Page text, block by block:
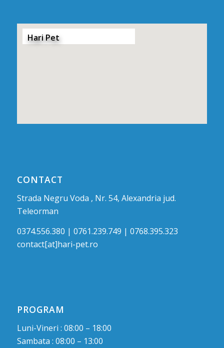
Hari Pet
CONTACT
Strada Negru Voda , Nr. 54, Alexandria jud.
Teleorman
0374.556.380 | 0761.239.749 | 0768.395.323
contact[at]hari-pet.ro
PROGRAM
Luni-Vineri : 08:00 – 18:00
Sambata : 08:00 – 13:00